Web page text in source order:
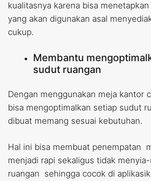
kualitasnya karena bisa
yang akan digunakan asal
cukup.
Membantu
sudut ruangan
Dengan menggunakan meja kantor
bisa mengoptimalkan setiap sudut
dibuat memang sesuai kebutuhan.
Hal ini bisa membuat penempatan
menjadi rapi sekaligus tidak
ruangan sehingga cocok di